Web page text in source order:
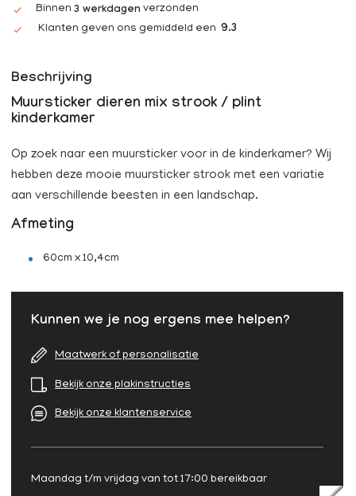
Binnen 3 werkdagen verzonden
Klanten geven ons gemiddeld een 9.3
Beschrijving
Muursticker dieren mix strook / plint
kinderkamer
Op zoek naar een muursticker voor in de kinderkamer? Wij
hebben deze mooie muursticker strook met een variatie
aan verschillende beesten in een landschap.
Afmeting
60cm x 10,4cm
Kunnen we je nog ergens mee helpen?
Maatwerk of personalisatie
Bekijk onze plakinstructies
Bekijk onze klantenservice
Maandag t/m vrijdag van tot 17:00 bereikbaar